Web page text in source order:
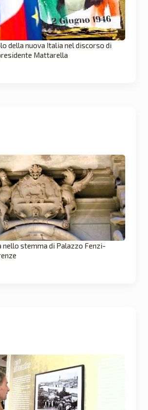
della nuova Italia nel discorso di
Mattarella
nello stemma di Palazzo Fenzi-